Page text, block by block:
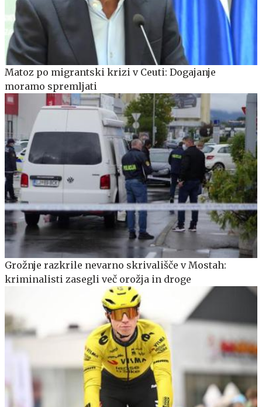
Matoz po migrantski krizi v Ceuti: Dogajanje
moramo spremljati
Grožnje razkrile nevarno skrivališče v Mostah:
kriminalisti zasegli več orožja in droge